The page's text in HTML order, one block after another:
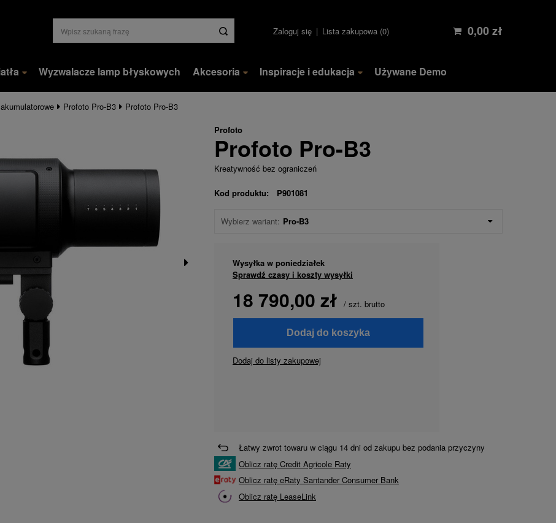
Zaloguj się Lista zakupowa 0 0,00 zł
Wyzwalacze lamp błyskowych Akcesoria Inspiracje i edukacja Używane Demo
Profoto Pro-B3
Profoto Pro-B3
Profoto
Profoto Pro-B3
Kreatywność bez ograniczeń
Kod produktu: P901081
Wybierz wariant: Pro-B3
Wysyłkaw poniedziałek
Sprawdź czasy i koszty wysyłki
18 790,00 zł / szt. brutto
Dodaj do koszyka
Dodaj do listy zakupowej
Łatwy zwrot towaru w ciągu 14dni od zakupu bez podania przyczyny
Oblicz ratę Credit Agricole Raty
Oblicz ratę eRaty Santander Consumer Bank
Oblicz ratę LeaseLink